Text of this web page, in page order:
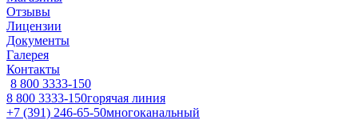
Отзывы
Лицензии
Документы
Галерея
Контакты
8 800 3333-150
8 800 3333-150горячая линия
+7 (391) 246-65-50многоканальный